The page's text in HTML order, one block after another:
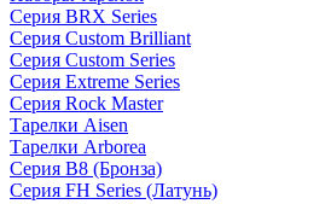
Серия BRX Series
Серия Custom Brilliant
Серия Custom Series
Серия Extreme Series
Серия Rock Master
Тарелки Aisen
Тарелки Arborea
Серия B8 (Бронза)
Серия FH Series (Латунь)